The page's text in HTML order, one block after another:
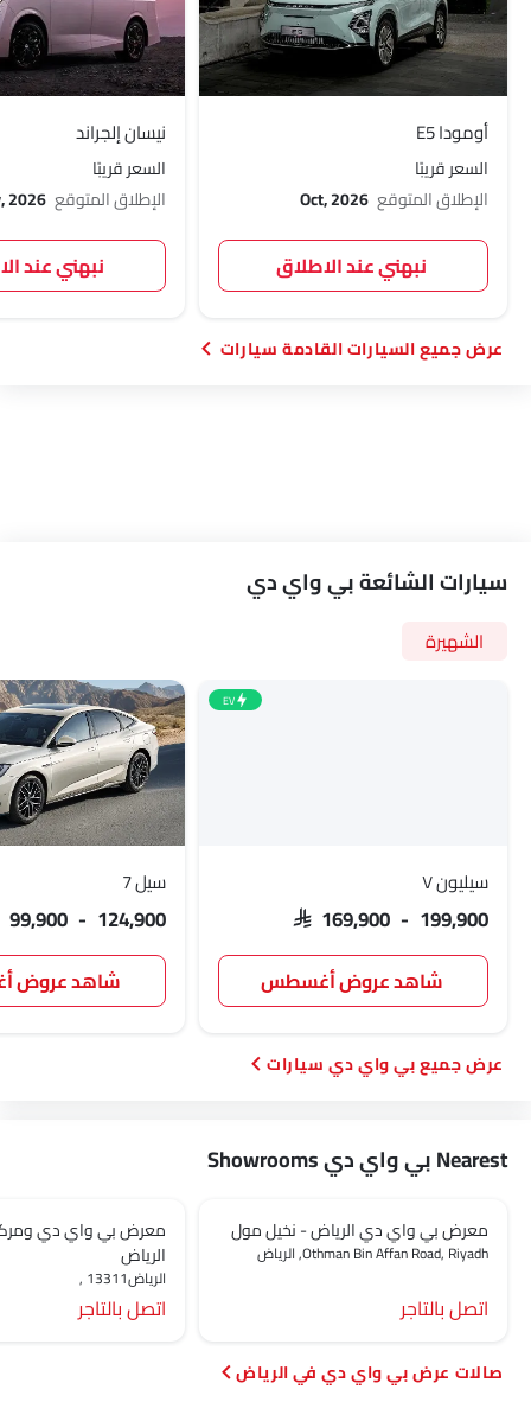
أومودا E5
السعر قريبًا
الإطلاق المتوقع Oct, 2026
نبهني عند الاطلاق
نيسان إلجراند
السعر قريبًا
الإطلاق المتوقع 2026
نبهني عند
السيارات القادمة سيارات
سيارات الشائعة بي واي دي
الشهيرة
EV
سيليون ٧
SAR 169,900 - 199,900
شاهد عروض أغسطس
سيل 7
99,900 - 124,900
شاهد عروض
بي واي دي سيارات
Nearest بي واي دي Showrooms
معرض بي واي دي الرياض - نخيل مول
Othman Bin Affan Road, Riyadh, الرياض‎
اتصل بالتاجر
معرض بي واي دي
الرياض
الرياض‎, 13311
اتصل بالتاجر
صالات عرض بي واي دي في الرياض‎